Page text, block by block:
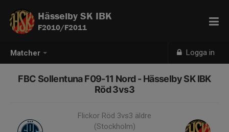
Matcher Logga in
Hässelby SK IBK
F2010/F2011
FBC Sollentuna F09-11 Nord - Hässelby SK IBK
Röd 3vs3
Flickor Röd 3vs3 äldre
(Stockholm)